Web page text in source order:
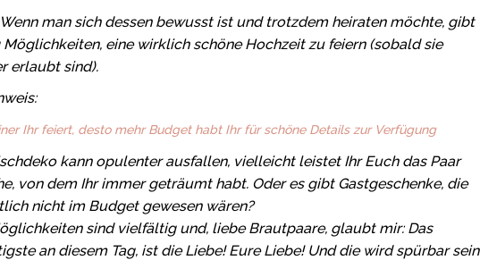
man sich dessen bewusst ist und trotzdem heiraten möchte, gibt
Möglichkeiten, eine wirklich schöne Hochzeit zu feiern (sobald sie
erlaubt sind).
Ihr feiert, desto mehr Budget habt Ihr für schöne Details zur Verfügung
kann opulenter ausfallen, vielleicht leistet Ihr Euch das Paar
von dem Ihr immer geträumt habt. Oder es gibt Gastgeschenke, die
nicht im Budget gewesen wären?
sind vielfältig und, liebe Brautpaare, glaubt mir: Das
an diesem Tag, ist die Liebe! Eure Liebe! Und die wird spürbar sein